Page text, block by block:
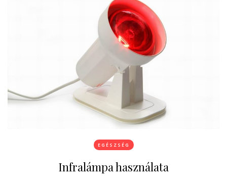
EGÉSZSÉG
Infralámpa használata